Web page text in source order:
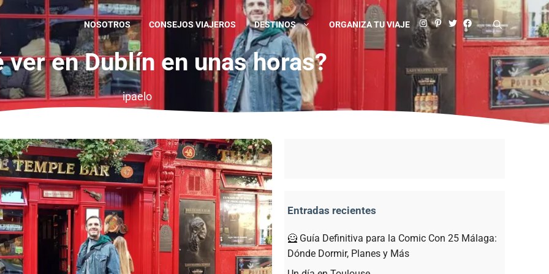
NOSOTROS CONSEJOS VIAJEROS DESTINOS ORGANIZA TU VIAJE
ver en Dublín en unas horas?
ipaelo
Entradas recientes
🦸 Guía Definitiva para la Comic Con 25 Málaga:
Dónde Dormir, Planes y Más